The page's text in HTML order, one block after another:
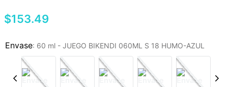
$153.49
: 60 ml - JUEGO BIKENDI 060ML S 18 HUMO-AZUL